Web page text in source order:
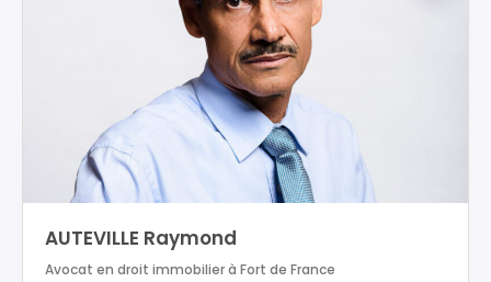
AUTEVILLE Raymond
Avocat en droit immobilier à Fort de France